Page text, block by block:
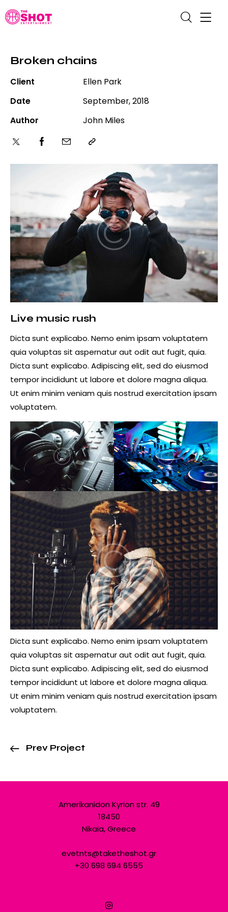
Broken chains
Live music rush
Dicta sunt explicabo. Nemo enim ipsam voluptatem
quia voluptas sit aspernatur aut odit aut fugit, quia.
Dicta sunt explicabo. Adipiscing elit, sed do eiusmod
tempor incididunt ut labore et dolore magna aliqua.
Ut enim minim veniam quis nostrud exercitation ipsam
voluptatem.
Dicta sunt explicabo. Nemo enim ipsam voluptatem
quia voluptas sit aspernatur aut odit aut fugit, quia.
Dicta sunt explicabo. Adipiscing elit, sed do eiusmod
tempor incididunt ut labore et dolore magna aliqua.
Ut enim minim veniam quis nostrud exercitation ipsam
voluptatem.
Client
Ellen Park
Date
September, 2018
Author
John Miles
Prev Project
Amerikanidon Kyrion str. 49
18450
Nikaia, Greece
evetnts@taketheshot.gr
+30 698 694 6555